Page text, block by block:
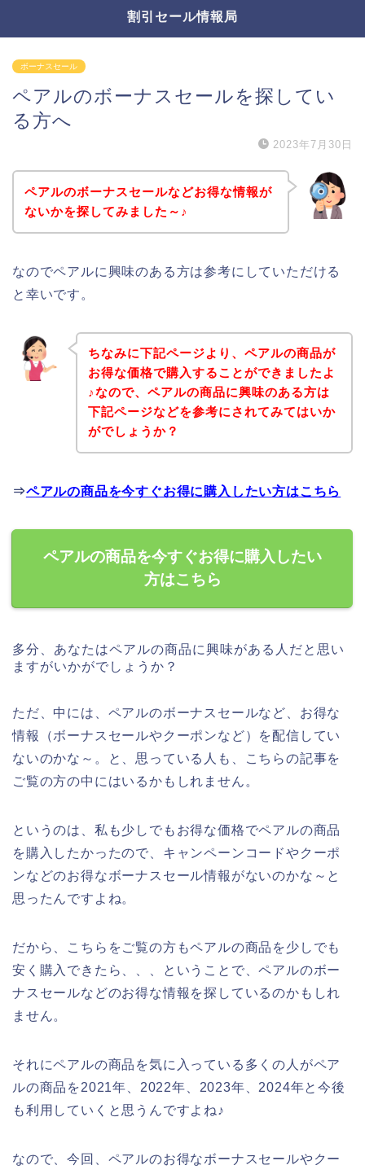
割引セール情報局
ボーナスセール
ペアルのボーナスセールを探してい
る方へ
2023年7月30日
ペアルのボーナスセールなどお得な情報が
ないかを探してみました～♪
なのでペアルに興味のある方は参考にしていただける
と幸いです。
ちなみに下記ページより、ペアルの商品が
お得な価格で購入することができましたよ
♪なので、ペアルの商品に興味のある方は
下記ページなどを参考にされてみてはいか
がでしょうか？
⇒ペアルの商品を今すぐお得に購入したい方はこちら
ペアルの商品を今すぐお得に購入したい
方はこちら
多分、あなたはペアルの商品に興味がある人だと思い
ますがいかがでしょうか？
ただ、中には、ペアルのボーナスセールなど、お得な
情報（ボーナスセールやクーポンなど）を配信してい
ないのかな～。と、思っている人も、こちらの記事を
ご覧の方の中にはいるかもしれません。
というのは、私も少しでもお得な価格でペアルの商品
を購入したかったので、キャンペーンコードやクーポ
ンなどのお得なボーナスセール情報がないのかな～と
思ったんですよね。
だから、こちらをご覧の方もペアルの商品を少しでも
安く購入できたら、、、ということで、ペアルのボー
ナスセールなどのお得な情報を探しているのかもしれ
ません。
それにペアルの商品を気に入っている多くの人がペア
ルの商品を2021年、2022年、2023年、2024年と今後
も利用していくと思うんですよね♪
なので、今回、ペアルのお得なボーナスセールやクー